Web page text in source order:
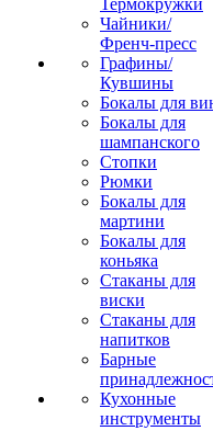
Термокружки
Чайники/
Френч-пресс
Графины/
Кувшины
Бокалы для
Бокалы для
шампанского
Стопки
Рюмки
Бокалы для
мартини
Бокалы для
коньяка
Стаканы для
виски
Стаканы для
напитков
Барные
Кухонные
инструменты